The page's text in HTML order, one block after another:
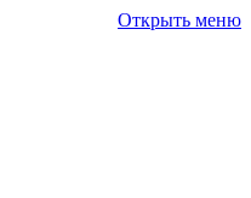
Открыть меню